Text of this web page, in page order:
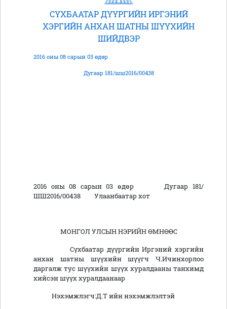
СҮХБААТАР ДҮҮРГИЙН ИРГЭНИЙ
ХЭРГИЙН АНХАН ШАТНЫ ШҮҮХИЙН
ШИЙДВЭР
2016 оны 08 сарын 03 өдөр
Дугаар 181/шш2016/00438
2016 оны 08 сарын 03 өдөр Дугаар 181/
ШШ2016/00438 Улаанбаатар хот
МОНГОЛ УЛСЫН НЭРИЙН ӨМНӨӨС
Сүхбаатар дүүргийн Иргэний хэргийн
анхан шатны шүүхийн шүүгч Ч.Ичинхорлоо
даргалж тус шүүхийн шүүх хуралдааны танхимд
хийсэн шүүх хуралдаанаар
Нэхэмжлэгч:Д.Т ийн нэхэмжлэлтэй